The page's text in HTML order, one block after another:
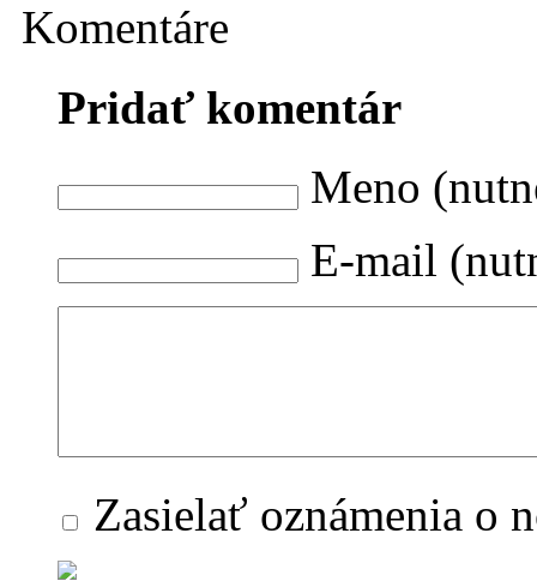
Komentáre
Pridať komentár
Meno
E-mail
Zasielať oznámenia o